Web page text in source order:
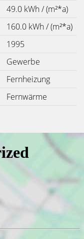
49.0 kWh / (m²*a)
160.0 kWh / (m²*a)
1995
Gewerbe
Fernheizung
Fernwärme